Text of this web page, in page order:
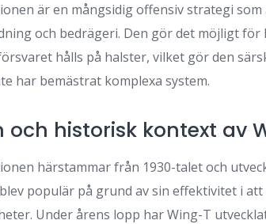
är en mångsidig offensiv strategi som
och bedrägeri. Den gör det möjligt för
hålls på halster, vilket gör den
har bemästrat komplexa system.
och historisk kontext av
härstammar från 1930-talet och
populär på grund av sin effektivitet i
Under årens lopp har Wing-T